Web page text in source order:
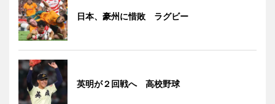
日本、豪州に惜敗 ラグビー
英明が２回戦へ 高校野球